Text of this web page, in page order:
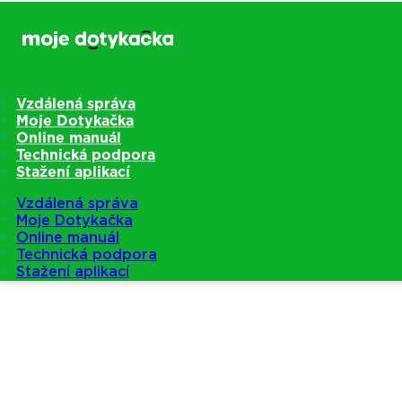
Vzdálená správa
Moje Dotykačka
Online manuál
Technická podpora
Stažení aplikací
Vzdálená správa
Moje Dotykačka
Online manuál
Technická podpora
Stažení aplikací